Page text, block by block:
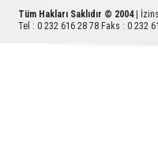
Tüm Hakları Saklıdır © 2004
|
Tel : 0 232 616 28 78 Faks : 0 232